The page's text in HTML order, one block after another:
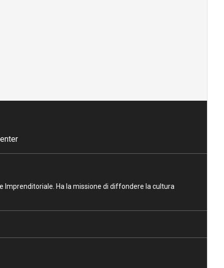
Imprenditoriale. Ha la missione di diffondere la cultura